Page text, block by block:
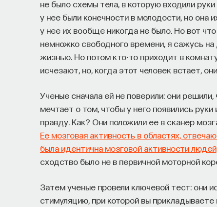
не было схемы тела, в которую входили
у нее были конечности в молодости, но она
у нее их вообще никогда не было. Но вот
немножко свободного времени, я сажусь
жизнью. Но потом кто-то приходит в
исчезают, но, когда этот человек встает,
Ученые сначала ей не поверили: они
мечтает о том, чтобы у него появились
правду. Как? Они положили ее в сканер
Ее мозговая активность в областях,
была идентична мозговой активности
сходство было не в первичной моторной
Затем ученые провели ключевой тест: они
стимуляцию, при которой вы